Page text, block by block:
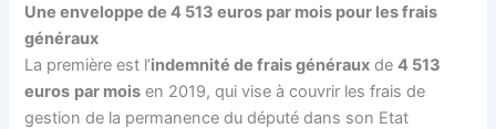
Une enveloppe de 4 513 euros par mois pour les frais
généraux
La première est l’indemnité de frais généraux de4 513
euros par mois en 2019, qui vise à couvrir les frais de
gestion de la permanence du député dans son Etat